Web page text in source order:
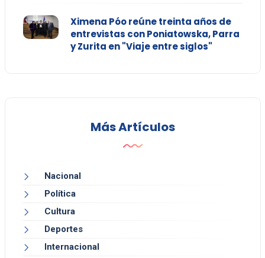
Ximena Póo reúne treinta años de
entrevistas con Poniatowska, Parra
y Zurita en "Viaje entre siglos"
Más Artículos
Nacional
Política
Cultura
Deportes
Internacional